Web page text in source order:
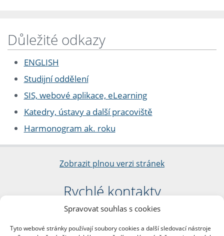
Spravovat souhlas s cookies
Tyto webové stránky používají soubory cookies a další sledovací nástroje
Důležité odkazy
ENGLISH
Studijní oddělení
SIS, webové aplikace, eLearning
Katedry, ústavy a další pracoviště
Harmonogram ak. roku
Zobrazit plnou verzi stránek
Rychlé kontakty
Filozofická fakulta
nám. Jana Palacha 1/2